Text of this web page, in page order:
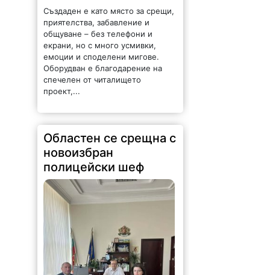
Създаден е като място за срещи,
приятелства, забавление и
общуване – без телефони и
екрани, но с много усмивки,
емоции и споделени мигове.
Оборудван е благодарение на
спечелен от читалището
проект,...
Областен се срещна с
новоизбран
полицейски шеф